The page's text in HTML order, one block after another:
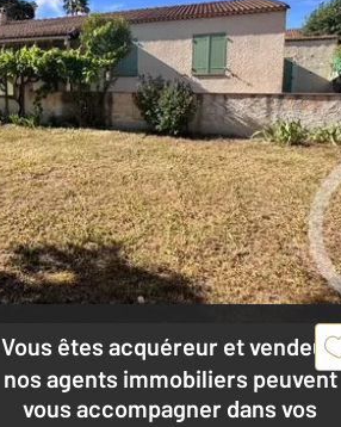
Vous êtes acquéreur et vendeur,
nos agents immobiliers peuvent
vous accompagner dans vos